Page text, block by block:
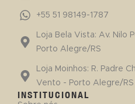
+55 51 98149-1787
Loja Bela Vista: Av. Nilo
Porto Alegre/RS
Loja Moinhos: R. Padre
Vento - Porto Alegre/RS
INSTITUCIONAL